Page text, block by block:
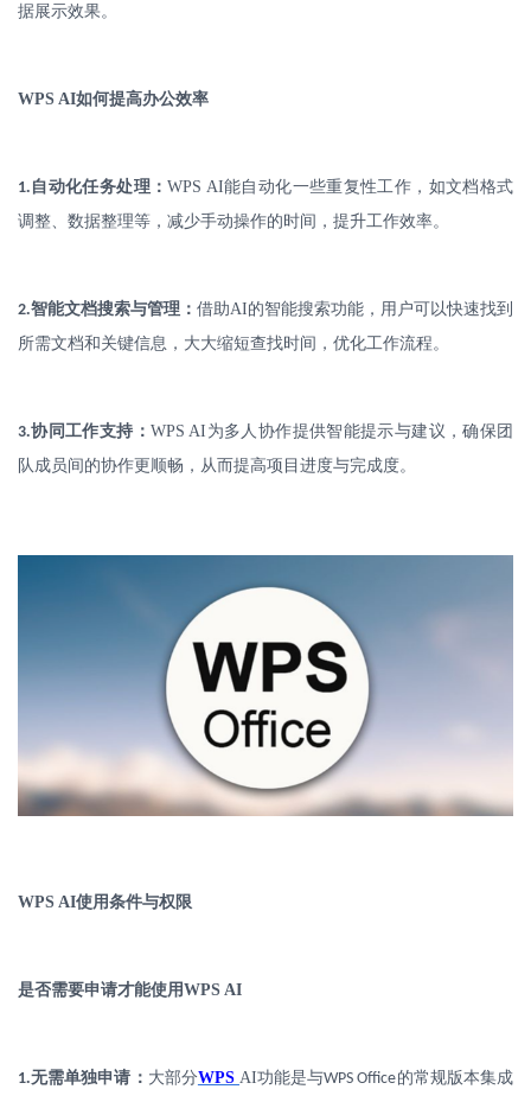
据展示效果。
WPS AI如何提高办公效率
1. 自动化任务处理：WPS AI能自动化一些重复性工作，如文档格式
调整、数据整理等，减少手动操作的时间，提升工作效率。
2.智能文档搜索与管理： 借助AI的智能搜索功能，用户可以快速找到
所需文档和关键信息，大大缩短查找时间，优化工作流程。
3.协同工作支持： WPS AI 为多人协作提供智能提示与建议，确保团
队成员间的协作更顺畅，从而提高项目进度与完成度。
WPS AI使用条件与权限
是否需要申请才能使用WPS AI
1.无需单独申请： 大部分WPS AI功能是与WPS Office的常规版本集成